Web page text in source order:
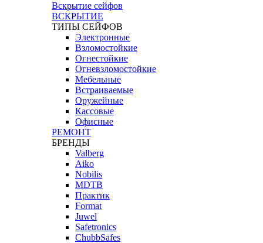
Вскрытие сейфов
ВСКРЫТИЕ
ТИПЫ СЕЙФОВ
Электронные
Взломостойкие
Огнестойкие
Огневзломостойкие
Мебельные
Встраиваемые
Оружейные
Кассовые
Офисные
РЕМОНТ
БРЕНДЫ
Valberg
Aiko
Nobilis
MDTB
Практик
Format
Juwel
Safetronics
ChubbSafes